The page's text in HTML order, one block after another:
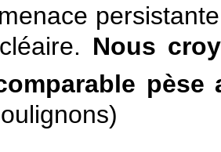
Nous
pèse